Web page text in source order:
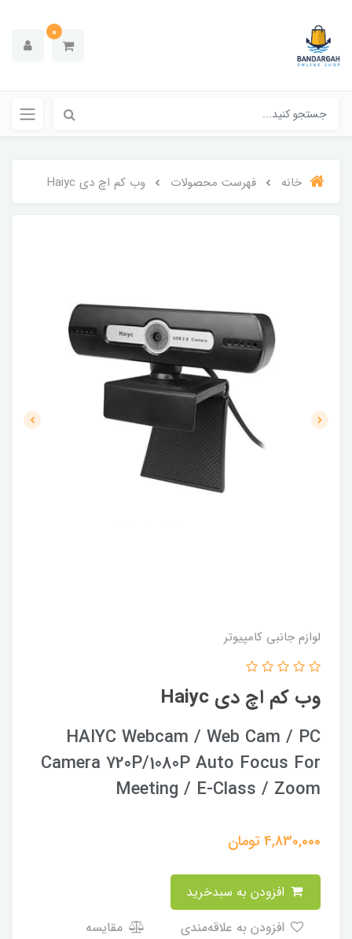
0
خانه فهرست محصولات وب کم اچ دی Haiyc
لوازم جانبی کامپیوتر
وب کم اچ دی Haiyc
HAIYC Webcam / Web Cam / PC
Camera 720P/1080P Auto Focus For
Meeting / E-Class / Zoom
4,830,000تومان
مقایسه